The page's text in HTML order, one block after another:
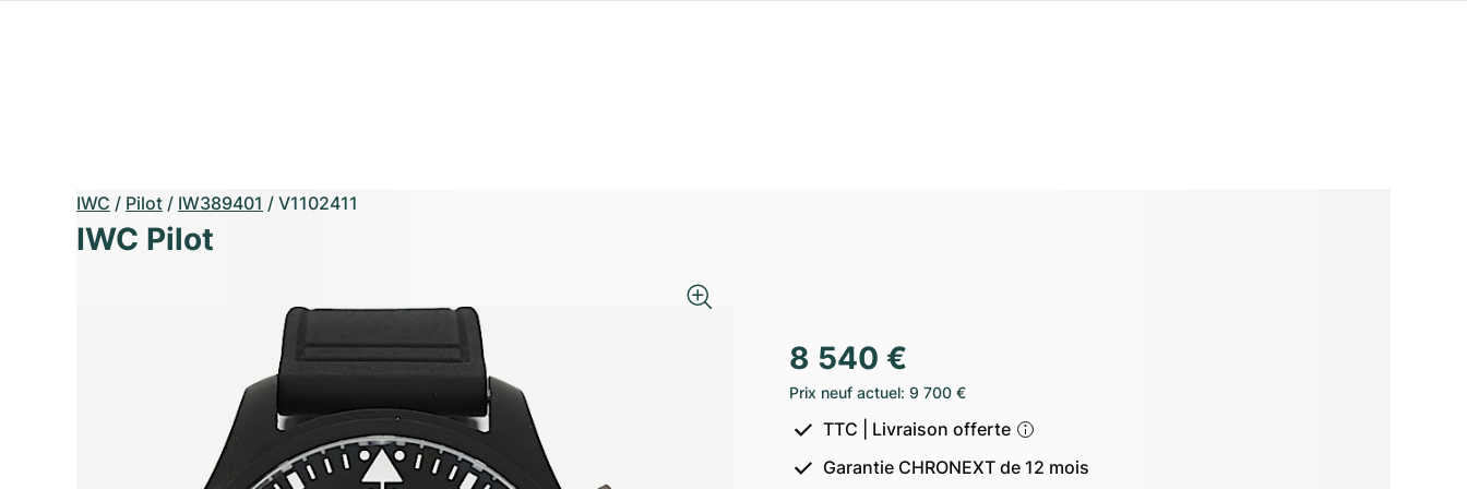
IWC / Pilot / IW389401 / V1102411
IWC Pilot
8 540 €
Prix neuf actuel: 9 700 €
TTC | Livraison offerte
Garantie CHRONEXT de 12 mois